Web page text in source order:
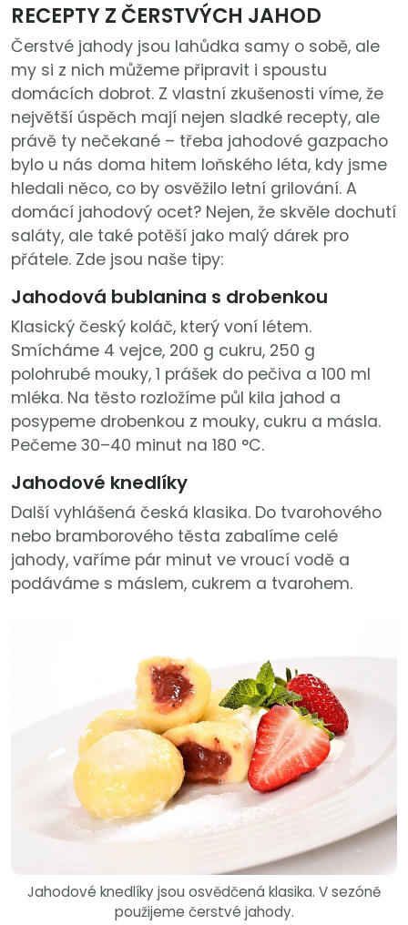
RECEPTY Z ČERSTVÝCH JAHOD
Čerstvé jahody jsou lahůdka samy o sobě, ale
my si z nich můžeme připravit i spoustu
domácích dobrot. Z vlastní zkušenosti víme, že
největší úspěch mají nejen sladké recepty, ale
právě ty nečekané – třeba jahodové gazpacho
bylo u nás doma hitem loňského léta, kdy jsme
hledali něco, co by osvěžilo letní grilování. A
domácí jahodový ocet? Nejen, že skvěle dochutí
saláty, ale také potěší jako malý dárek pro
přátele. Zde jsou naše tipy:
Jahodová bublanina s drobenkou
Klasický český koláč, který voní létem.
Smícháme 4 vejce, 200 g cukru, 250 g
polohrubé mouky, 1 prášek do pečiva a 100 ml
mléka. Na těsto rozložíme půl kila jahod a
posypeme drobenkou z mouky, cukru a másla.
Pečeme 30–40 minut na 180 °C.
Jahodové knedlíky
Další vyhlášená česká klasika. Do tvarohového
nebo bramborového těsta zabalíme celé
jahody, vaříme pár minut ve vroucí vodě a
podáváme s máslem, cukrem a tvarohem.
Jahodové knedlíky jsou osvědčená klasika. V sezóně
použijeme čerstvé jahody.